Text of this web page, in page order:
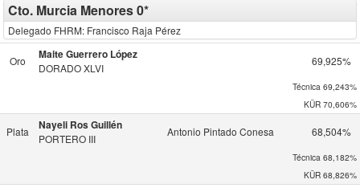
Cto. Murcia Menores 0*
Delegado FHRM: Francisco Raja Pérez
Oro Maite Guerrero López
DORADO XLVI
69,925%
Técnica 69,243%
KÜR 70,606%
Plata Nayeli Ros Guillén
PORTERO III
Antonio Pintado Conesa 68,504%
Técnica 68,182%
KÜR 68,826%